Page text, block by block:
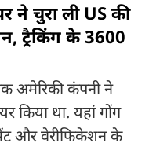
ने चुरा ली US की
ट्रैकिंग के 3600
अमेरिकी कंपनी ने
किया था. यहां गोंग
और वेरीफिकेशन के